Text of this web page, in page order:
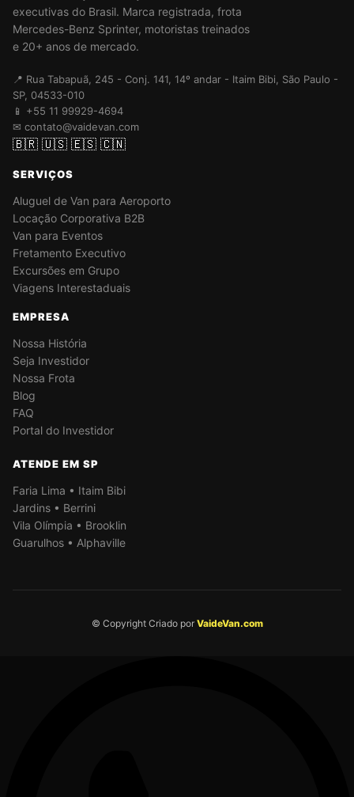
executivas do Brasil. Marca registrada, frota
Mercedes-Benz Sprinter, motoristas treinados
e 20+ anos de mercado.
📍 Rua Tabapuã, 245 - Conj. 141, 14º andar - Itaim Bibi, São Paulo -
SP, 04533-010
📱 +55 11 99929-4694
✉ contato@vaidevan.com
🇧🇷 🇺🇸 🇪🇸 🇨🇳
SERVIÇOS
Aluguel de Van para Aeroporto
Locação Corporativa B2B
Van para Eventos
Fretamento Executivo
Excursões em Grupo
Viagens Interestaduais
EMPRESA
Nossa História
Seja Investidor
Nossa Frota
Blog
FAQ
Portal do Investidor
ATENDE EM SP
Faria Lima • Itaim Bibi
Jardins • Berrini
Vila Olímpia • Brooklin
Guarulhos • Alphaville
© Copyright Criado por VaideVan.com